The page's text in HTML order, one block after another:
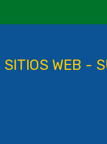
SITIOS WEB -